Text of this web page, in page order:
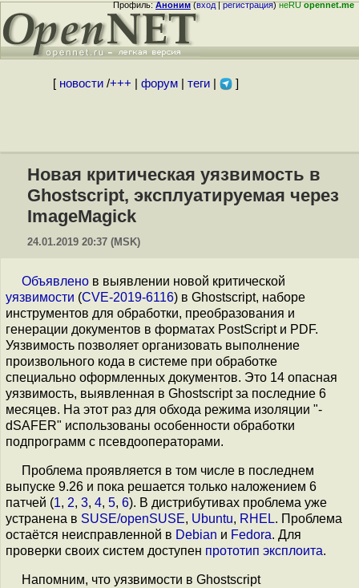
Профиль:Аноним(вход|регистрация)неRUopennet.me
[ новости/+++ форум| теги| ]
Новая критическая уязвимость в
Ghostscript, эксплуатируемая через
ImageMagick
24.01.2019 20:37 (MSK)
Объявлено в выявлении новой критической
уязвимости (CVE-2019-6116) в Ghostscript, наборе
инструментов для обработки, преобразования и
генерации документов в форматах PostScript и PDF.
Уязвимость позволяет организовать выполнение
произвольного кода в системе при обработке
специально оформленных документов. Это 14 опасная
уязвимость, выявленная в Ghostscript за последние 6
месяцев. На этот раз для обхода режима изоляции "-
dSAFER" использованы особенности обработки
подпрограмм с псевдооператорами.
Проблема проявляется в том числе в последнем
выпуске 9.26 и пока решается только наложением 6
патчей (1, 2, 3, 4, 5, 6). В дистрибутивах проблема уже
устранена в SUSE/openSUSE, Ubuntu, RHEL. Проблема
остаётся неисправленной в Debian и Fedora. Для
проверки своих систем доступен прототип эксплоита.
Напомним, что уязвимости в Ghostscript